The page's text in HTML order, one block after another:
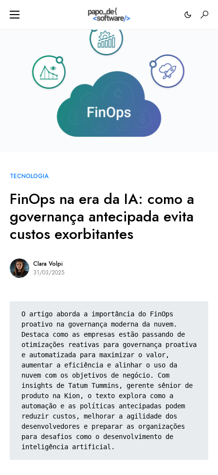
TECNOLOGIA
FinOps na era da IA: como a
governança antecipada evita
custos exorbitantes
Clara Volpi
31/03/2025
O artigo aborda a importância do FinOps
proativo na governança moderna da nuvem.
Destaca como as empresas estão passando de
otimizações reativas para governança proativa
e automatizada para maximizar o valor,
aumentar a eficiência e alinhar o uso da
nuvem com os objetivos de negócio. Com
insights de Tatum Tummins, gerente sênior de
produto na Kion, o texto explora como a
automação e as políticas antecipadas podem
reduzir custos, melhorar a agilidade dos
desenvolvedores e preparar as organizações
para desafios como o desenvolvimento de
inteligência artificial.